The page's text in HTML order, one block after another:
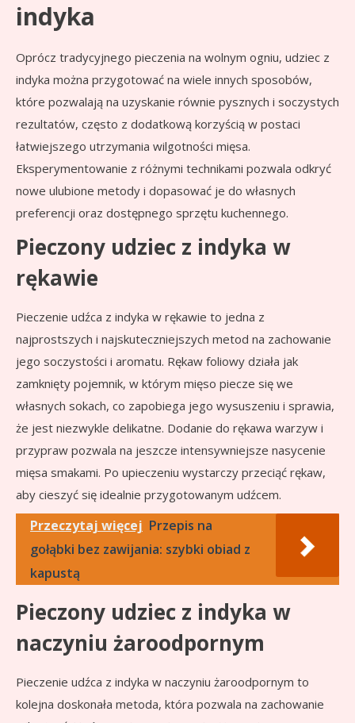
indyka
Oprócz tradycyjnego pieczenia na wolnym ogniu, udziec z
indyka można przygotować na wiele innych sposobów,
które pozwalają na uzyskanie równie pysznych i soczystych
rezultatów, często z dodatkową korzyścią w postaci
łatwiejszego utrzymania wilgotności mięsa.
Eksperymentowanie z różnymi technikami pozwala odkryć
nowe ulubione metody i dopasować je do własnych
preferencji oraz dostępnego sprzętu kuchennego.
Pieczony udziec z indyka w
rękawie
Pieczenie udźca z indyka w rękawie to jedna z
najprostszych i najskuteczniejszych metod na zachowanie
jego soczystości i aromatu. Rękaw foliowy działa jak
zamknięty pojemnik, w którym mięso piecze się we
własnych sokach, co zapobiega jego wysuszeniu i sprawia,
że jest niezwykle delikatne. Dodanie do rękawa warzyw i
przypraw pozwala na jeszcze intensywniejsze nasycenie
mięsa smakami. Po upieczeniu wystarczy przeciąć rękaw,
aby cieszyć się idealnie przygotowanym udźcem.
Przeczytaj więcej Przepis na
gołąbki bez zawijania: szybki obiad z
kapustą
Pieczony udziec z indyka w
naczyniu żaroodpornym
Pieczenie udźca z indyka w naczyniu żaroodpornym to
kolejna doskonała metoda, która pozwala na zachowanie